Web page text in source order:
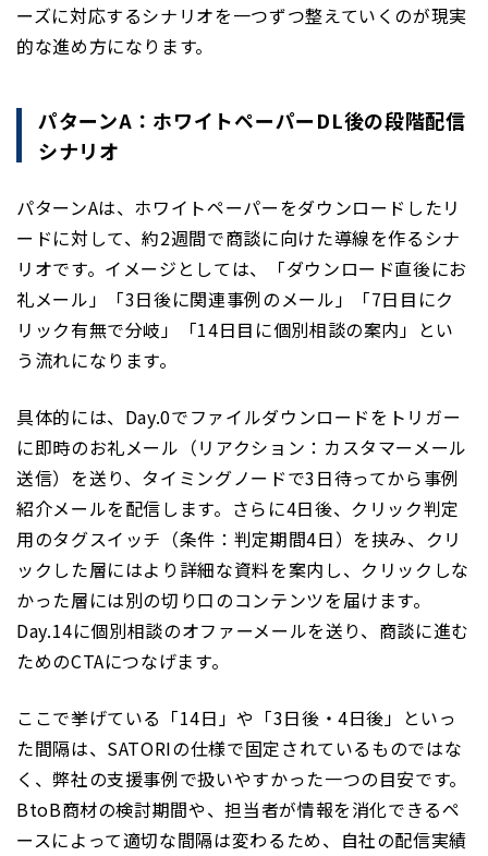
ーズに対応するシナリオを一つずつ整えていくのが現実
的な進め方になります。
パターンA：ホワイトペーパーDL後の段階配信
シナリオ
パターンAは、ホワイトペーパーをダウンロードしたリ
ードに対して、約2週間で商談に向けた導線を作るシナ
リオです。イメージとしては、「ダウンロード直後にお
礼メール」「3日後に関連事例のメール」「7日目にク
リック有無で分岐」「14日目に個別相談の案内」とい
う流れになります。
具体的には、Day.0でファイルダウンロードをトリガー
に即時のお礼メール（リアクション：カスタマーメール
送信）を送り、タイミングノードで3日待ってから事例
紹介メールを配信します。さらに4日後、クリック判定
用のタグスイッチ（条件：判定期間4日）を挟み、クリ
ックした層にはより詳細な資料を案内し、クリックしな
かった層には別の切り口のコンテンツを届けます。
Day.14に個別相談のオファーメールを送り、商談に進む
ためのCTAにつなげます。
ここで挙げている「14日」や「3日後・4日後」といっ
た間隔は、SATORIの仕様で固定されているものではな
く、弊社の支援事例で扱いやすかった一つの目安です。
BtoB商材の検討期間や、担当者が情報を消化できるペ
ースによって適切な間隔は変わるため、自社の配信実績